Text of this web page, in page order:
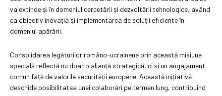
va extinde și în domeniul cercetării și dezvoltării tehnologice, având
ca obiectiv inovația și implementarea de soluții eficiente în
domeniul apărării.
Consolidarea legăturilor româno-ucrainene prin această misiune
specială reflectă nu doar o alianță strategică, ci și un angajament
comun față de valorile securității europene. Această inițiativă
deschide posibilitatea unei colaborări pe termen lung, contribuind